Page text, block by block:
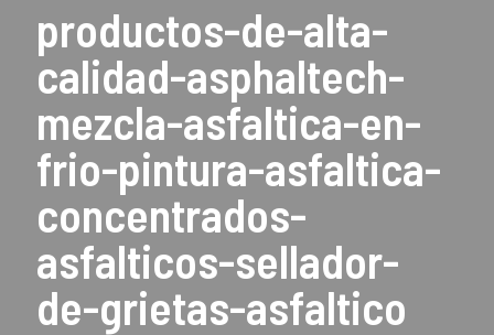
productos-de-alta-
calidad-asphaltech-
mezcla-asfaltica-en-
frio-pintura-asfaltica-
concentrados-
asfalticos-sellador-
de-grietas-asfaltico